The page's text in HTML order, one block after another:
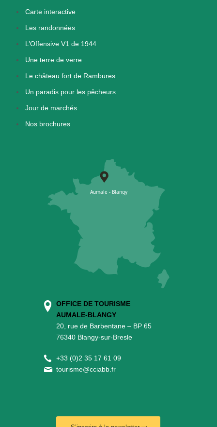
Carte interactive
Les randonnées
L’Offensive V1 de 1944
Une terre de verre
Le château fort de Rambures
Un paradis pour les pêcheurs
Jour de marchés
Nos brochures
OFFICE DE TOURISME
AUMALE-BLANGY
20, rue de Barbentane – BP 65
76340 Blangy-sur-Bresle
+33 (0)2 35 17 61 09
tourisme@cciabb.fr